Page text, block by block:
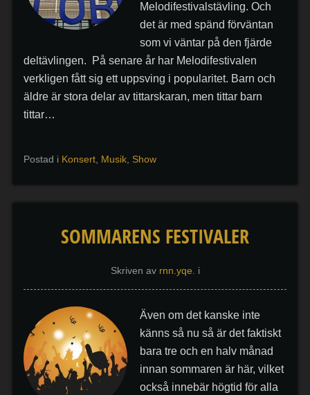
Melodifestivalstävling. Och
det är med spänd förväntan
som vi väntar på den fjärde
deltävlingen. På senare år har Melodifestivalen
verkligen fått sig ett uppsving i popularitet. Barn och
äldre är stora delar av tittarskaran, men tittar barn
tittar…
Postad i Konsert, Musik, Show
SOMMARENS FESTIVALER
Skriven av rnn.yqe. i
Även om det kanske inte
känns så nu så är det faktiskt
bara tre och en halv månad
innan sommaren är här, vilket
också innebär högtid för alla